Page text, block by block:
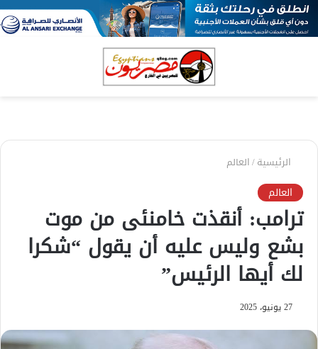
الرئيسية/العالم
العالم
ترامب: أنقذت خامنئى من موت
بشع وليس عليه أن يقول “شكرا
لك أيها الرئيس”
27 يونيو، 2025